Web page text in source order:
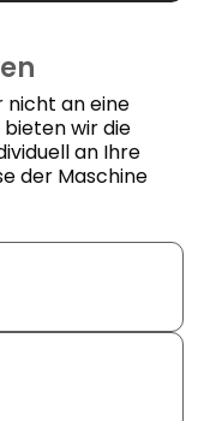
nicht an eine
bieten wir die
an Ihre
der Maschine